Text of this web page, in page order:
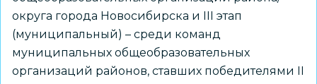
округа города Новосибирска и III этап
(муниципальный) – среди команд
муниципальных общеобразовательных
организаций районов, ставших победителями II